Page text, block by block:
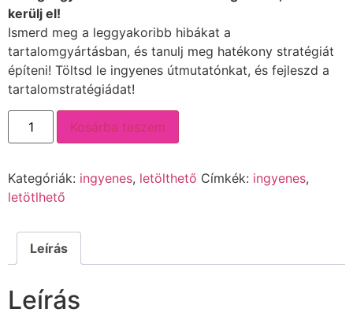
kerülj el!
Ismerd meg a leggyakoribb hibákat a
tartalomgyártásban, és tanulj meg hatékony stratégiát
építeni! Töltsd le ingyenes útmutatónkat, és fejleszd a
tartalomstratégiádat!
Kosárba teszem
Kategóriák: ingyenes, letölthető Címkék: ingyenes,
letötlhető
Leírás
Leírás